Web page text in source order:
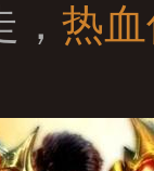
热